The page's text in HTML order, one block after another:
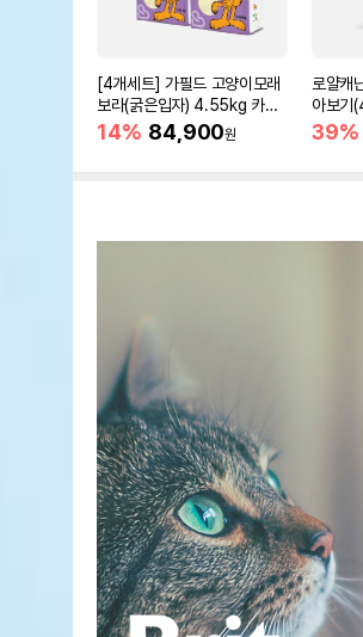
[4개세트] 가필드 고양이모래
보라(굵은입자) 4.55kg 카사
바모래
14% 84,900원
로얄캐
아보
39%